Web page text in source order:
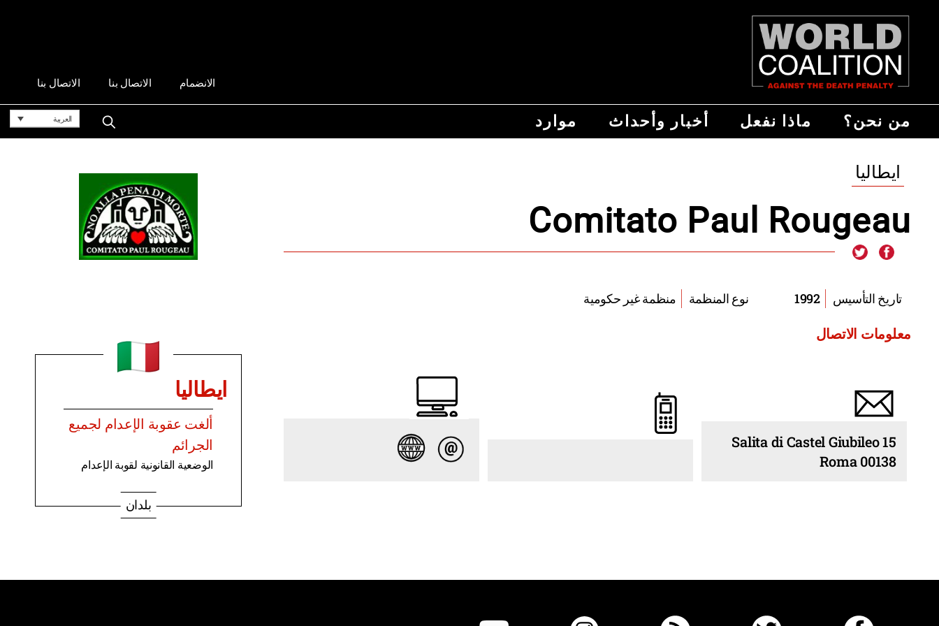
الانضمام الاتصال بنا الاتصال بنا
من نحن؟ ماذا نفعل أخبار وأحداث موارد العربية
ايطاليا
Comitato Paul Rougeau
تاريخ التأسيس 1992 نوع المنظمة منظمة غير حكومية
معلومات الاتصال
15 Salita di Castel Giubileo
00138 Roma
ايطاليا
ألغت عقوبة الإعدام لجميع
الجرائم
الوضعية القانونية لقوبة الإعدام
بلدان